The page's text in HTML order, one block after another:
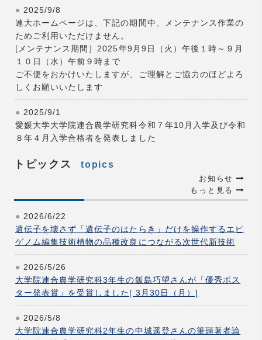
2025/9/8
連大ホームページは、下記の期間中、メンテナンス作業の
ためご利用いただけません。
[メンテナンス期間］2025年9月9日（火）午後１時～９月
１０日（水）午前９時まで
ご不便をおかけいたしますが、ご理解とご協力のほどよろ
しくお願いいたします
2025/9/1
愛媛大学大学院連合農学研究科令和７年10月入学及び令和
８年４月入学合格者を発表しました
トピックス topics
お知らせ
もっと見る
2026/6/22
遺伝子を壊さず「遺伝子のはたらき」だけを操作するエピ
ゲノム編集技術植物の品種改良につながる次世代新技術
2026/5/26
大学院連合農学研究科3年生の飯島巧望さんが「優秀ポス
ター発表賞」を受賞しました[ 3月30日（月）]
2026/5/8
大学院連合農学研究科2年生の中城遥登さんの筆頭著者論